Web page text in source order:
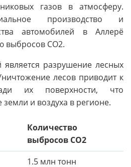
газов в атмосферу.
производство и
автомобилей в Аллерё
выбросов CO2.
разрушение лесных
лесов приводит к
их поверхности, что
земли и воздуха в регионе.
Количество
выбросов СО2
1.5 млн тонн